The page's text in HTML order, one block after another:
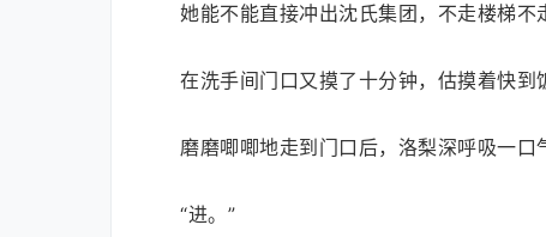
她能不能直接冲出沈氏集团，不走楼梯不
在洗手间门口又摸了十分钟，估摸着快到
磨磨唧唧地走到门口后，洛梨深呼吸一口
“进。”